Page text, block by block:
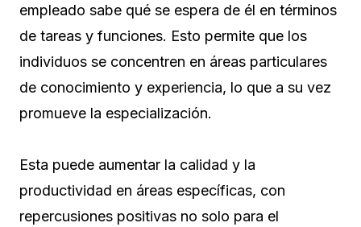
empleado sabe qué se espera de él en términos
de tareas y funciones. Esto permite que los
individuos se concentren en áreas particulares
de conocimiento y experiencia, lo que a su vez
promueve la especialización.
Esta puede aumentar la calidad y la
productividad en áreas específicas, con
repercusiones positivas no solo para el